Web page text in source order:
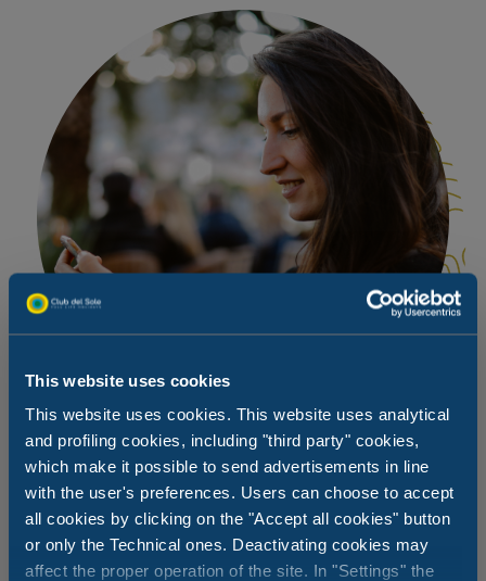
This website uses cookies
This website uses cookies. This website uses analytical
and profiling cookies, including "third party" cookies,
which make it possible to send advertisements in line
with the user's preferences. Users can choose to accept
all cookies by clicking on the "Accept all cookies" button
or only the Technical ones. Deactivating cookies may
affect the proper operation of the site. In "Settings" the
Maak het jezelf gemakkelijk enbestel